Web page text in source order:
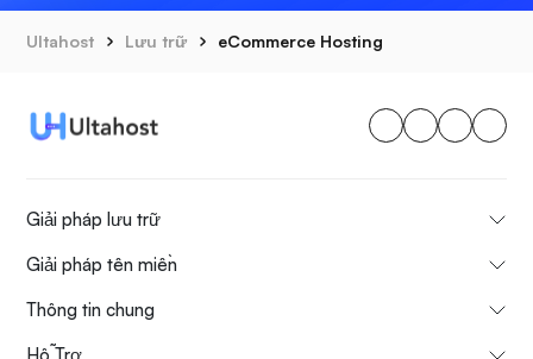
Ultahost Lưu trữ eCommerce Hosting
Giải pháp lưu trữ
Giải pháp tên miền
Thông tin chung